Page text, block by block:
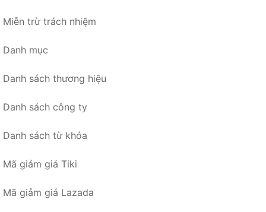
Miễn trừ trách nhiệm
Danh mục
Danh sách thương hiệu
Danh sách công ty
Danh sách từ khóa
Mã giảm giá Tiki
Mã giảm giá Lazada